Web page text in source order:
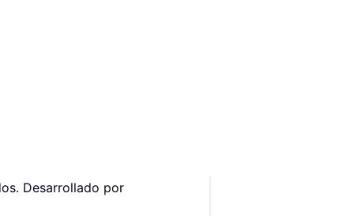
Desarrollado por